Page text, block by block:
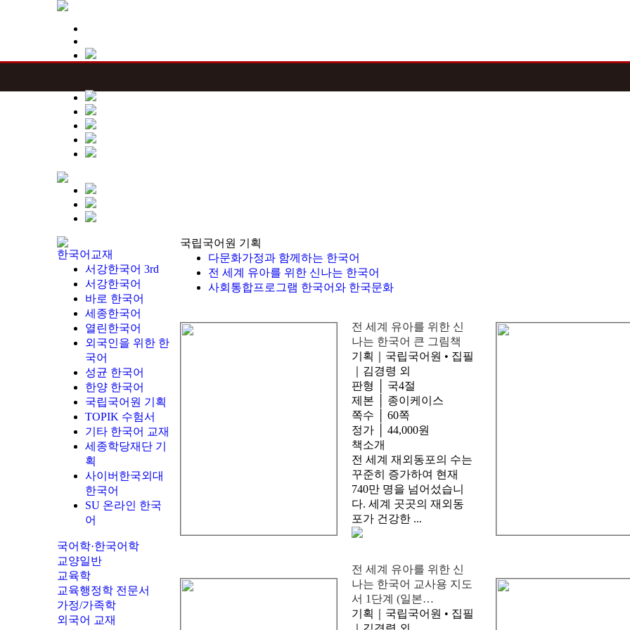
한국어교재
서강한국어 3rd
서강한국어
바로 한국어
세종한국어
열린한국어
외국인을 위한 한
국어
성균 한국어
한양 한국어
국립국어원 기획
TOPIK 수험서
기타 한국어 교재
세종학당재단 기
획
사이버한국외대
한국어
SU 온라인 한국
어
국어학·한국어학
교양일반
교육학
교육행정학 전문서
가정/가족학
외국어 교재
국립국어원 기획
다문화가정과 함께하는 한국어
전 세계 유아를 위한 신나는 한국어
사회통합프로그램 한국어와 한국문화
전 세계 유아를 위한 신
나는 한국어 큰 그림책
기획｜국립국어원 • 집필
｜김경령 외
판형 │ 국4절
제본 │ 종이케이스
쪽수 │ 60쪽
정가 │ 44,000원
책소개
전 세계 재외동포의 수는
꾸준히 증가하여 현재
740만 명을 넘어섰습니
다. 세계 곳곳의 재외동
포가 건강한 ...
전 세계 유아를 위한 신
나는 한국어 교사용 지도
서 1단계 (일본…
기획｜국립국어원 • 집필